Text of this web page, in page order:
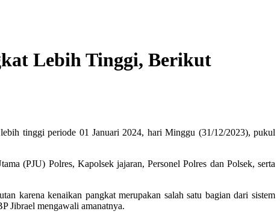
Lebih Tinggi, Berikut
tinggi periode 01 Januari 2024, hari Minggu (31/12/2023), pukul
(PJU) Polres, Kapolsek jajaran, Personel Polres dan Polsek, serta
karena kenaikan pangkat merupakan salah satu bagian dari sistem
Jibrael mengawali amanatnya.